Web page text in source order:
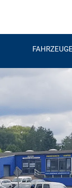
FAHRZEUGE